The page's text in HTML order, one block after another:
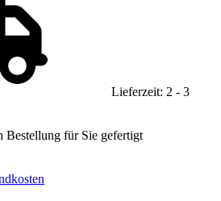
Lieferzeit: 2 - 3
Bestellung für Sie gefertigt